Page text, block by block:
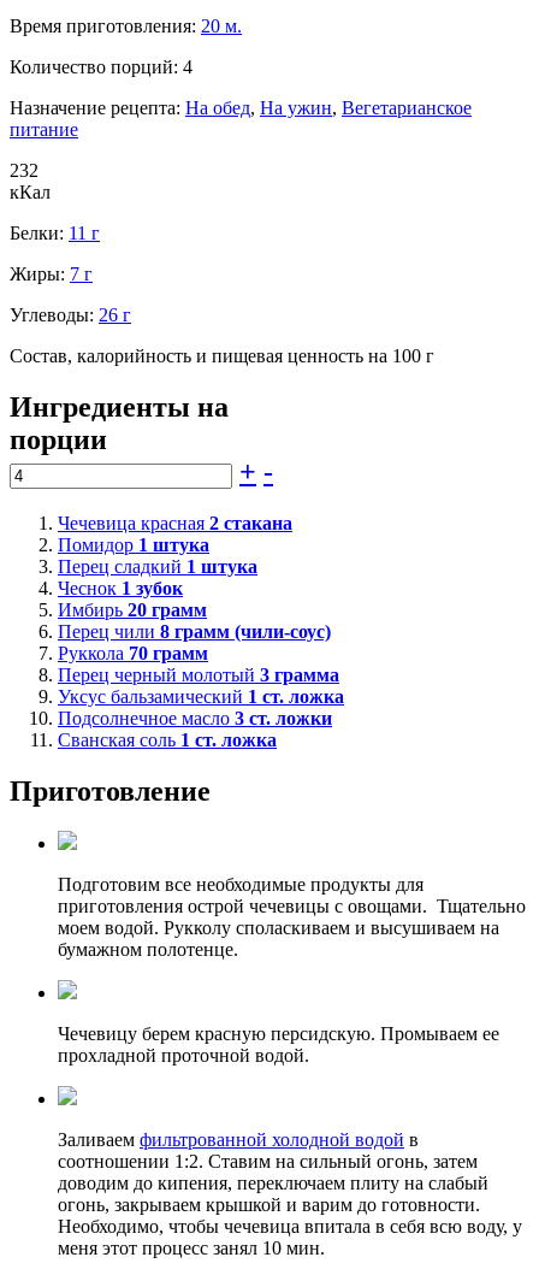
Время приготовления: 20 м.
Количество порций: 4
Назначение рецепта: На обед, На ужин, Вегетарианское
питание
232
кКал
Белки: 11 г
Жиры: 7 г
Углеводы: 26 г
Состав, калорийность и пищевая ценность на 100 г
Ингредиенты на
порции
+ -
Чечевица красная 2 стакана
Помидор 1 штука
Перец сладкий 1 штука
Чеснок 1 зубок
Имбирь 20 грамм
Перец чили 8 грамм (чили-соус)
Руккола 70 грамм
Перец черный молотый 3 грамма
Уксус бальзамический 1 ст. ложка
Подсолнечное масло 3 ст. ложки
Сванская соль 1 ст. ложка
Приготовление
Подготовим все необходимые продукты для
приготовления острой чечевицы с овощами. Тщательно
моем водой. Рукколу споласкиваем и высушиваем на
бумажном полотенце.
Чечевицу берем красную персидскую. Промываем ее
прохладной проточной водой.
Заливаем фильтрованной холодной водой в
соотношении 1:2. Ставим на сильный огонь, затем
доводим до кипения, переключаем плиту на слабый
огонь, закрываем крышкой и варим до готовности.
Необходимо, чтобы чечевица впитала в себя всю воду, у
меня этот процесс занял 10 мин.